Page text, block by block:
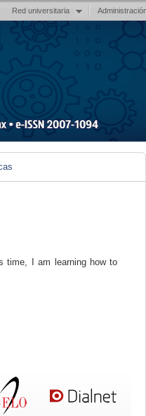
Red universitaria
time, I am learning how to